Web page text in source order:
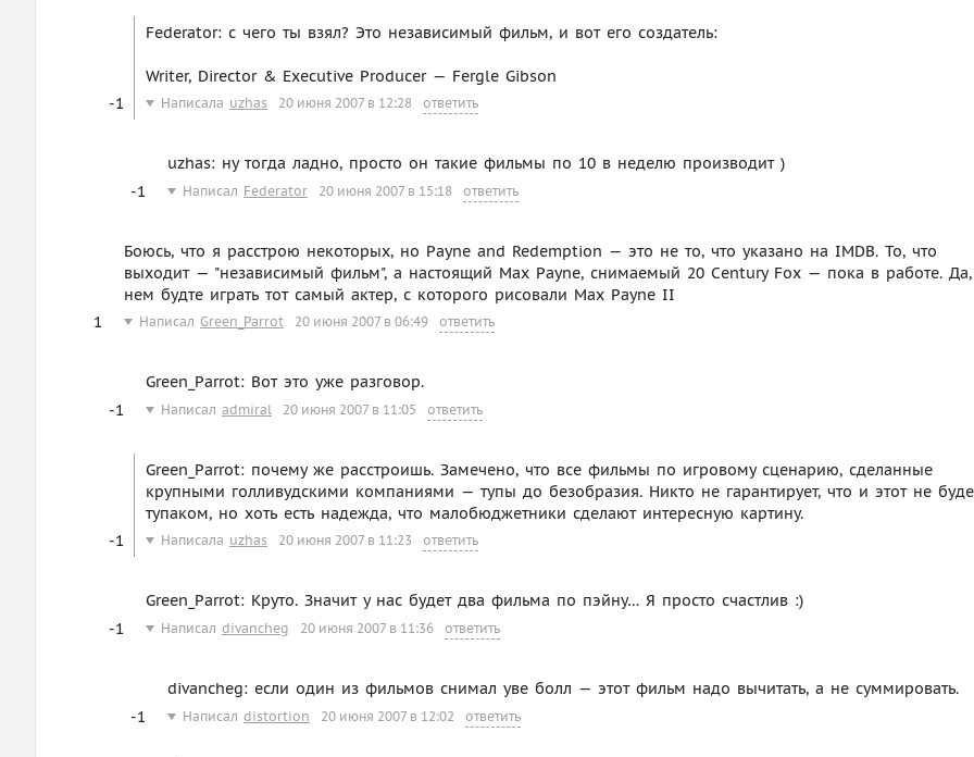
Federator: с чего ты взял? Это независимый фильм, и вот его создатель:
Writer, Director & Executive Producer — Fergle Gibson
-1
Написала uzhas 20 июня 2007 в 12:28 ответить
uzhas: ну тогда ладно, просто он такие фильмы по 10 в неделю производит )
-1
Написал Federator 20 июня 2007 в 15:18 ответить
Боюсь, что я расстрою некоторых, но Payne and Redemption — это не то, что указано на IMDB. То, что
выходит — "независимый фильм", а настоящий Max Payne, снимаемый 20 Century Fox — пока в работе.
нем будте играть тот самый актер, с которого рисовали Max Payne II
1
Написал Green_Parrot 20 июня 2007 в 06:49 ответить
Green_Parrot: Вот это уже разговор.
-1
Написал admiral 20 июня 2007 в 11:05 ответить
Green_Parrot: почему же расстроишь. Замечено, что все фильмы по игровому сценарию, сделанные
крупными голливудскими компаниями — тупы до безобразия. Никто не гарантирует, что и этот не
тупаком, но хоть есть надежда, что малобюджетники сделают интересную картину.
-1
Написала uzhas 20 июня 2007 в 11:23 ответить
Green_Parrot: Круто. Значит у нас будет два фильма по пэйну… Я просто счастлив :)
-1
Написал divancheg 20 июня 2007 в 11:36 ответить
divancheg: если один из фильмов снимал уве болл — этот фильм надо вычитать, а не суммировать.
-1
Написал distortion 20 июня 2007 в 12:02 ответить